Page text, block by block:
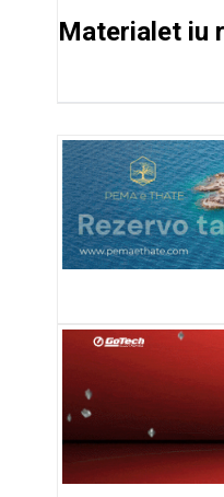
Materialet iu